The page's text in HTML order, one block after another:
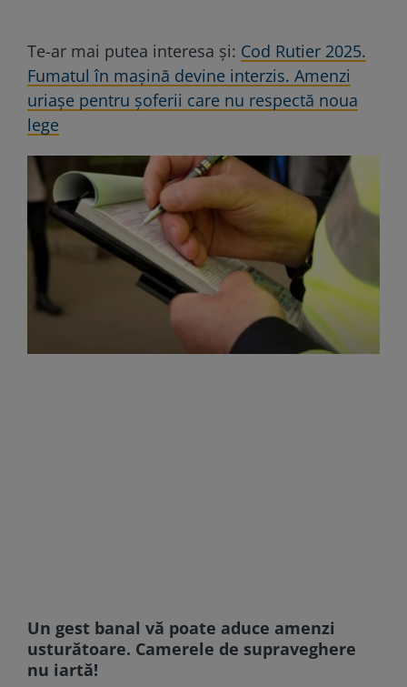
Te-ar mai putea interesa și: Cod Rutier 2025.
Fumatul în mașină devine interzis. Amenzi
uriașe pentru șoferii care nu respectă noua
lege
Un gest banal vă poate aduce amenzi
usturătoare. Camerele de supraveghere
nu iartă!